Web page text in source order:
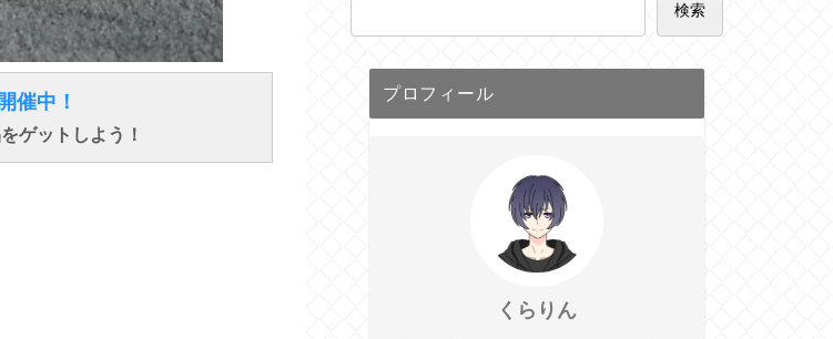
催中！
ゲットしよう！
検索
プロフィール
くらりん